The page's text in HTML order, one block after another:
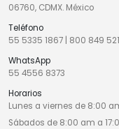
06760, CDMX. México
Teléfono
55 5335 1867
800 849
WhatsApp
55 4556 8373
Horarios
Lunes a viernes de 8:00
Sábados de 8:00 am a